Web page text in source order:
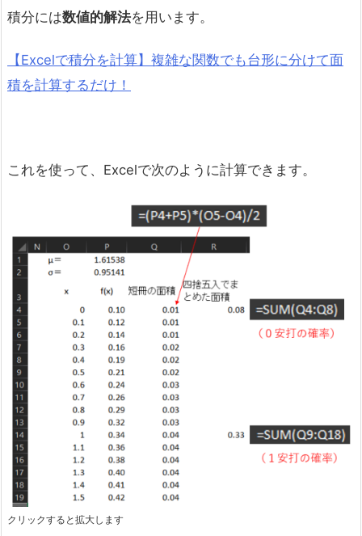
積分には数値的解法を用います。
【Excelで積分を計算】複雑な関数でも台形に分けて面
積を計算するだけ！
これを使って、Excelで次のように計算できます。
クリックすると拡大します